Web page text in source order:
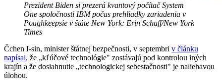
Prezident Biden si prezerá kvantový počítač System
One spoločnosti IBM počas prehliadky zariadenia v
Poughkeepsie v štáte New York: Erin Schaff/New York
Times
Čchen I-sin, minister štátnej bezpečnosti, v septembri v článku
napísal, že „kľúčové technológie" zostávajú pod kontrolou iných
krajín a že dosiahnutie „technologickej sebestačnosti" je naliehavou
úlohou.